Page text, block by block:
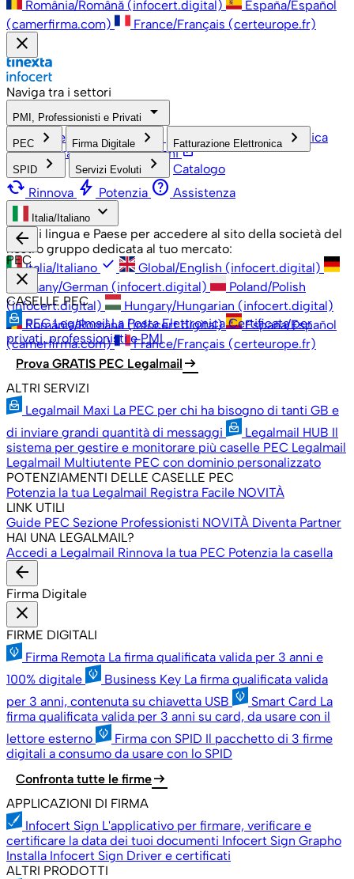
România/Română (infocert.digital)
España/Español
(camerfirma.com)
France/Français (certeurope.fr)
close
Naviga tra i settori
PMI, Professionisti e Privati arrow_drop_down
PMI, Professionisti e Privati check Grandi Aziende
Pubblica
Amministrazione Associazioni open_in_new
PEC keyboard_arrow_right Firma Digitale keyboard_arrow_right Fatturazione Elettronica keyboard_arrow_right
SPID keyboard_arrow_right Servizi Evoluti keyboard_arrow_right Catalogo
cached Rinnova bolt Potenzia help Assistenza
Italia/Italiano keyboard_arrow_down
Scegli lingua e Paese per accedere al sito della società del
nostro gruppo dedicata al tuo mercato:
Italia/Italiano check
Global/English (infocert.digital)
Germany/German (infocert.digital)
Poland/Polish
(infocert.digital)
Hungary/Hungarian (infocert.digital)
România/Română (infocert.digital)
España/Español
(camerfirma.com)
France/Français (certeurope.fr)
arrow_back
PEC
close
CASELLE PEC
PEC Legalmail La Posta Elettronica Certificata per
privati, professionisti e PMI
Prova GRATIS PEC Legalmail arrow_right_alt
ALTRI SERVIZI
Legalmail Maxi La PEC per chi ha bisogno di tanti GB e
di inviare grandi quantità di messaggi
Legalmail HUB Il
sistema per gestire e monitorare più caselle PEC Legalmail
Legalmail Multiutente PEC con dominio personalizzato
POTENZIAMENTI DELLE CASELLE PEC
Potenzia la tua Legalmail Registra Facile NOVITÀ
LINK UTILI
Guide PEC Sezione Professionisti NOVITÀ Diventa Partner
HAI UNA LEGALMAIL?
Accedi a Legalmail Rinnova la tua PEC Potenzia la casella
arrow_back
Firma Digitale
close
FIRME DIGITALI
Firma Remota La firma qualificata valida per 3 anni e
100% digitale
Business Key La firma qualificata valida
per 3 anni, contenuta su chiavetta USB
Smart Card La
firma qualificata valida per 3 anni su card, da usare con il
lettore esterno
Firma con SPID Il pacchetto di 3 firme
digitali a consumo da usare con lo SPID
Confronta tutte le firmearrow_right_alt
APPLICAZIONI DI FIRMA
Infocert Sign L'applicativo per firmare, verificare e
certificare la data dei tuoi documenti Infocert Sign Grapho
Installa Infocert Sign Driver e certificati
ALTRI PRODOTTI